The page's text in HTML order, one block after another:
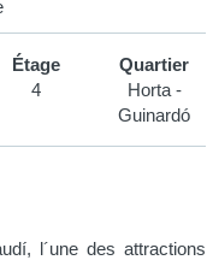
Étage
4
Quartier
Horta -
Guinardó
l´une des attractions